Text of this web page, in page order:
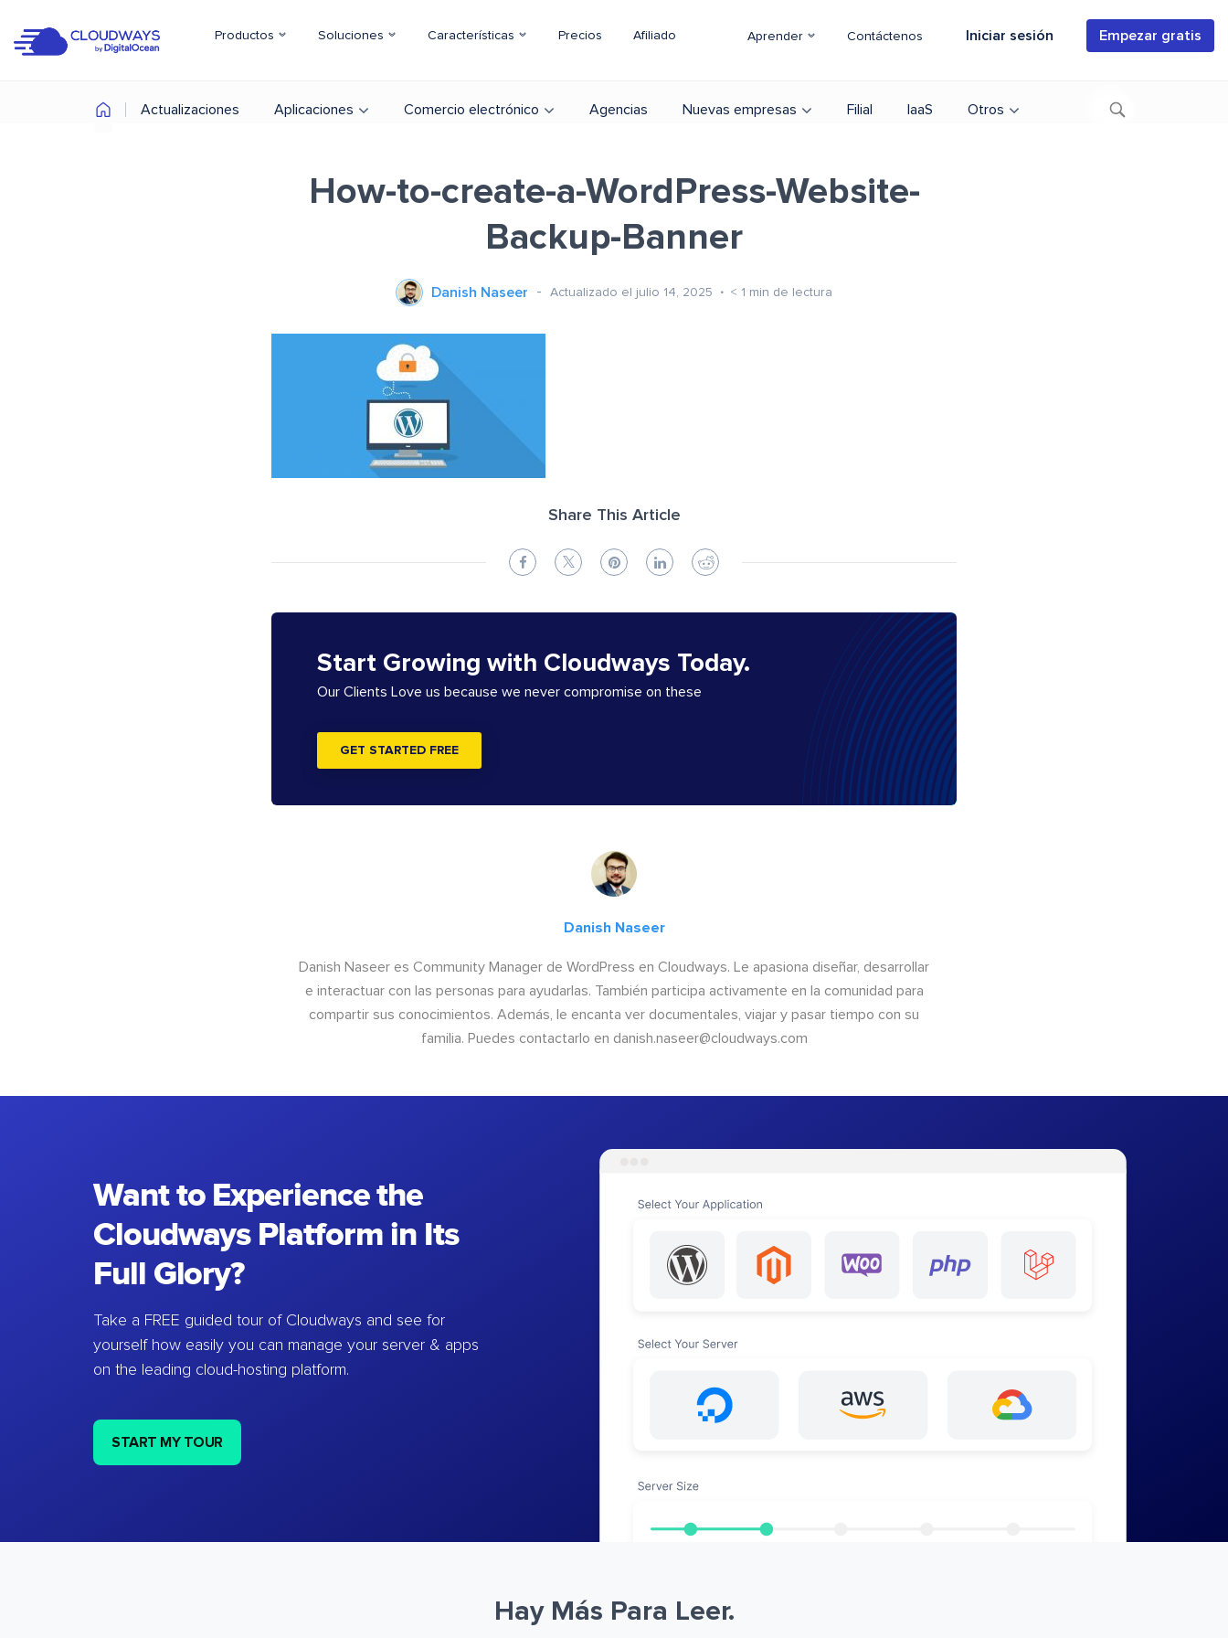
Productos Soluciones Características Precios Afiliado Aprender Contáctenos Iniciar sesión Empezar gratis
Actualizaciones Aplicaciones Comercio electrónico Agencias Nuevas empresas Filial IaaS Otros
How-to-create-a-WordPress-Website-
Backup-Banner
Danish Naseer Actualizado el julio 14, 2025 < 1 min de lectura
Share This Article
Start Growing with Cloudways Today.
Our Clients Love us because we never compromise on these
GET STARTED FREE
Danish Naseer
Danish Naseer es Community Manager de WordPress en Cloudways. Le apasiona diseñar, desarrollar
e interactuar con las personas para ayudarlas. También participa activamente en la comunidad para
compartir sus conocimientos. Además, le encanta ver documentales, viajar y pasar tiempo con su
familia. Puedes contactarlo en danish.naseer@cloudways.com
Want to Experience the
Cloudways Platform in Its
Full Glory?
Take a FREE guided tour of Cloudways and see for
yourself how easily you can manage your server & apps
on the leading cloud-hosting platform.
START MY TOUR
Hay Más Para Leer.